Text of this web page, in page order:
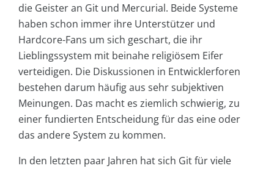
die Geister an Git und Mercurial. Beide Systeme
haben schon immer ihre Unterstützer und
Hardcore-Fans um sich geschart, die ihr
Lieblingssystem mit beinahe religiösem Eifer
verteidigen. Die Diskussionen in Entwicklerforen
bestehen darum häufig aus sehr subjektiven
Meinungen. Das macht es ziemlich schwierig, zu
einer fundierten Entscheidung für das eine oder
das andere System zu kommen.
In den letzten paar Jahren hat sich Git für viele